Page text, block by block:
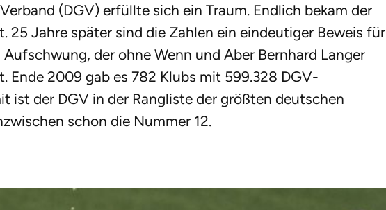
(DGV) erfüllte sich ein Traum. Endlich bekam der
25 Jahre später sind die Zahlen ein eindeutiger Beweis für
der ohne Wenn und Aber Bernhard Langer
Ende 2009 gab es 782 Klubs mit 599.328 DGV-
ist der DGV in der Rangliste der größten deutschen
schon die Nummer 12.